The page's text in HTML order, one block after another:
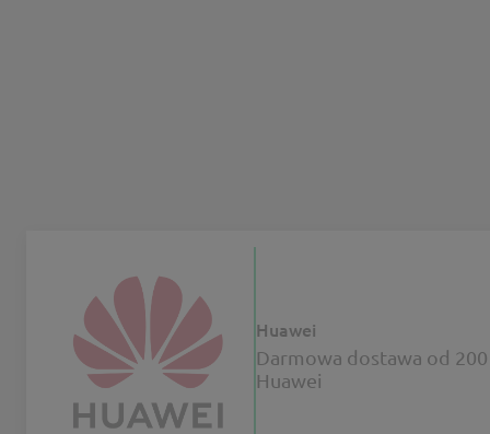
Huawei
Darmowa dostawa od 200
Huawei